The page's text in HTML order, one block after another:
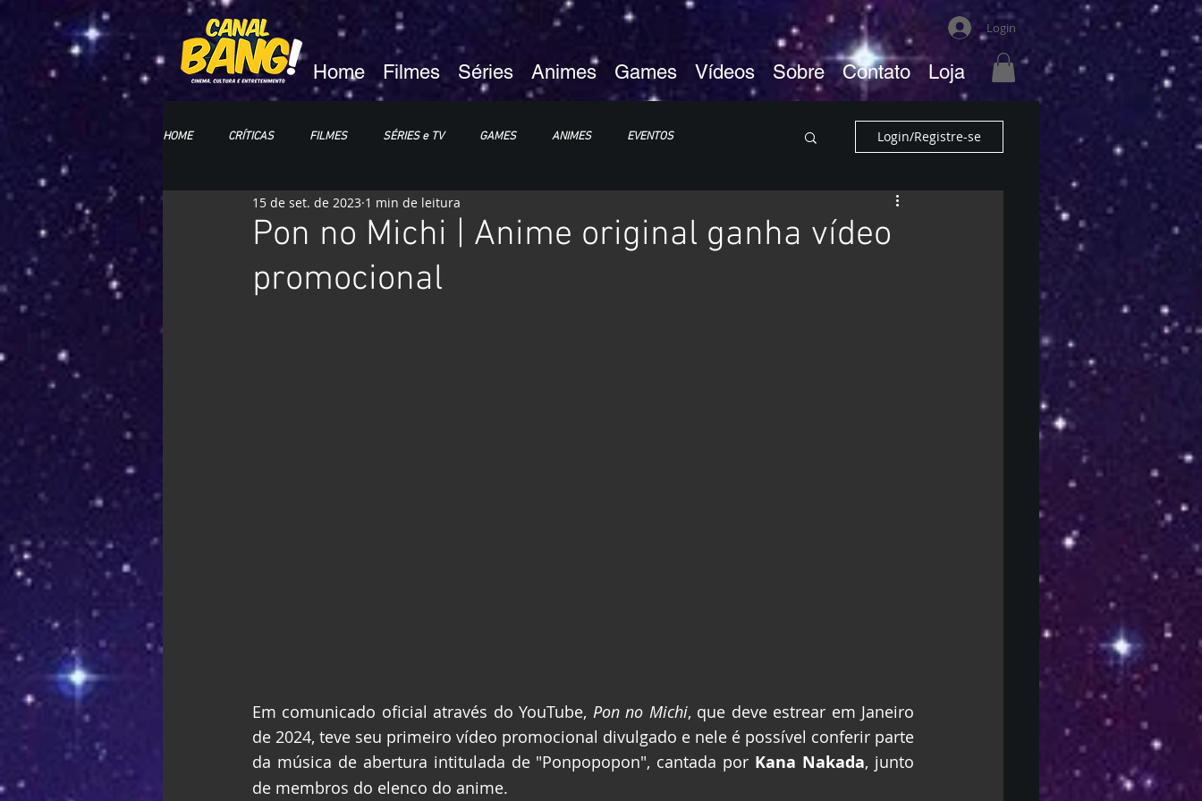
Login
Home Filmes Séries Animes Games Vídeos Sobre Contato Loja
HOME CRÍTICAS FILMES SÉRIES e TV GAMES ANIMES EVENTOS
HQs e MANGÁS LIVROS CCXP25 ImagineLand
Login/Registre-se
Pon no Michi | Anime original ganha vídeo
promocional
15 de set. de 2023 1 min de leitura
Em comunicado oficial através do YouTube, Pon no Michi, que deve estrear em Janeiro
de 2024, teve seu primeiro vídeo promocional divulgado e nele é possível conferir parte
da música de abertura intitulada de "Ponpopopon", cantada por Kana Nakada, junto
de membros do elenco do anime.